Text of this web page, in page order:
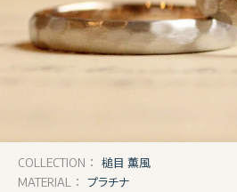
COLLECTION： 槌目 薫風
MATERIAL： プラチナ